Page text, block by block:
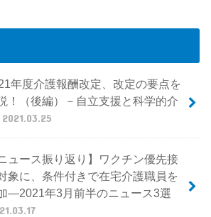
年度介護報酬改定、改定の要点を
！（後編）－自立支援と科学的介
2021.03.25
ニュース振り返り】ワクチン優先接
象に、条件付きで在宅介護職員を
―2021年3月前半のニュース3選